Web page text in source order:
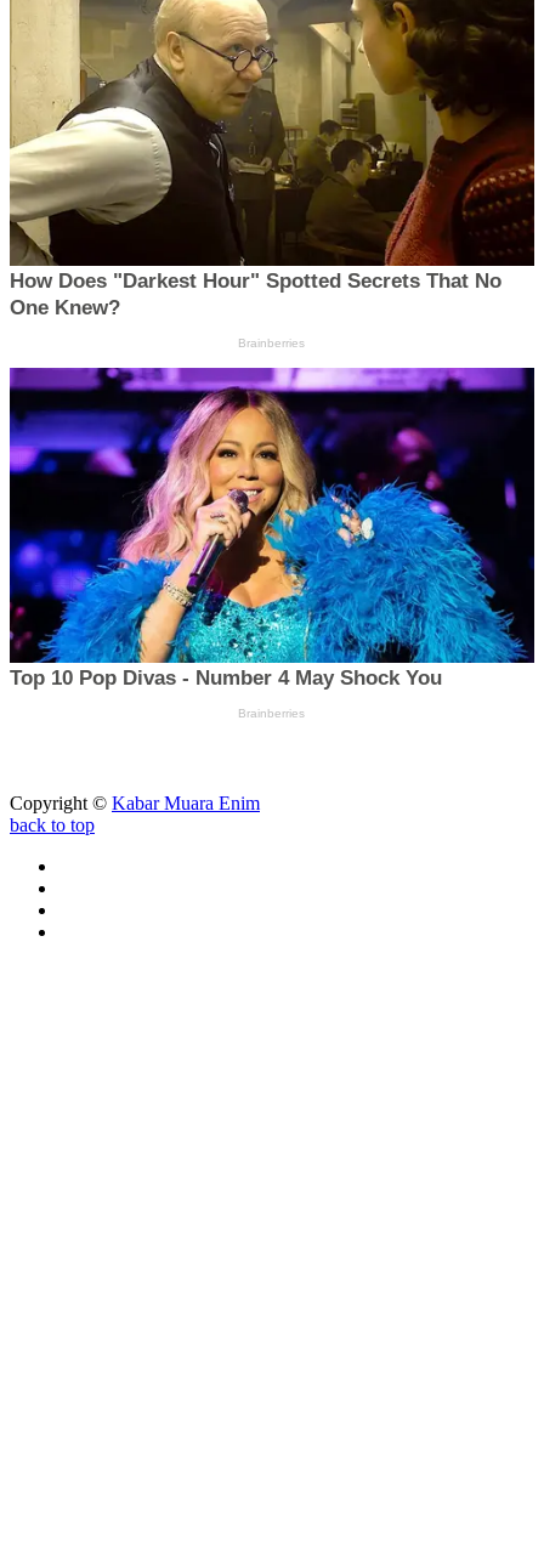
Copyright © Kabar Muara Enim
back to top